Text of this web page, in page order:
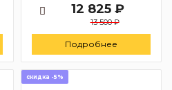
12 825 ₽
13 500 ₽
Подробнее
скидка -5%